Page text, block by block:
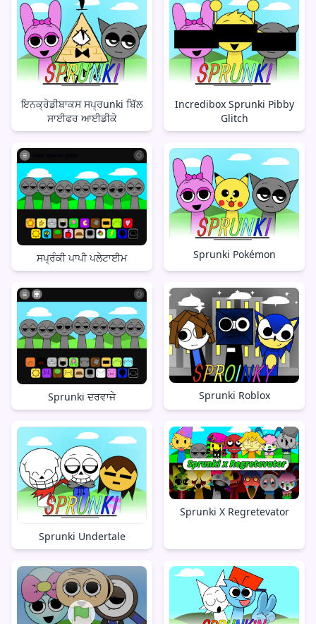
ਇਨਕ੍ਰੇਡੀਬਾਕਸ ਸਪ੍ਰunki ਬਿੱਲ
ਸਾਈਫਰ ਆਈਡੀਕੇ
Incredibox Sprunki Pibby
Glitch
ਸਪ੍ਰੰਕੀ ਪਾਪੀ ਪਲੇਟਾਈਮ Sprunki Pokémon
Sprunki ਦਰਵਾਜੇ Sprunki Roblox
Sprunki Undertale
Sprunki X Regretevator